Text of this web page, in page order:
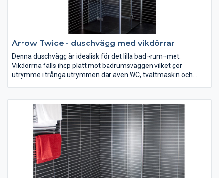
Arrow Twice - duschvägg med vikdörrar
Denna duschvägg är idealisk för det lilla bad¬rum¬met.
Vikdörrna fälls ihop platt mot badrumsväggen vilket ger
utrymme i trånga utrymmen där även WC, tvättmaskin och
säkerhetsglas, silverblanka väggprofiler, eleganta dörrknoppar
med gummistopp, magnetlåsstängning och lyftgångjärn.
Ställbar 20 mm i sidled.